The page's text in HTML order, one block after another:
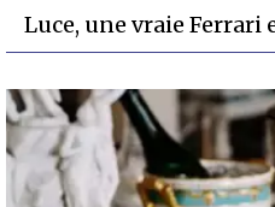
Luce, une vraie Ferrari